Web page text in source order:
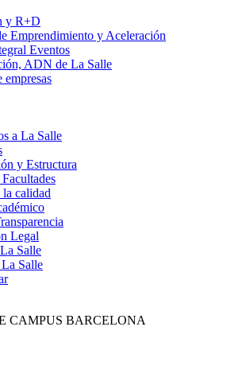
y R+D
Emprendimiento y Aceleración
Eventos
ADN de La Salle
empresas
a La Salle
y Estructura
calidad
Legal
Salle
Salle
CAMPUS BARCELONA